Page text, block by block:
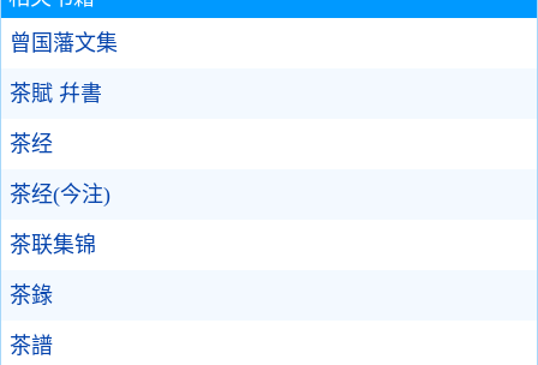
曾国藩文集
茶賦 幷書
茶经
茶经(今注)
茶联集锦
茶錄
茶譜